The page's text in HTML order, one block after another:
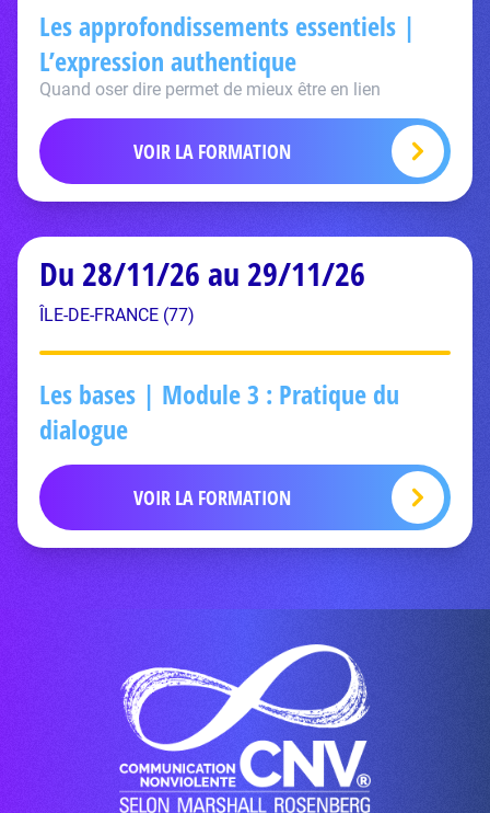
Les approfondissements essentiels |
L’expression authentique
Quand oser dire permet de mieux être en lien
VOIR LA FORMATION
Du 28/11/26 au 29/11/26
ÎLE-DE-FRANCE (77)
Les bases | Module 3 : Pratique du
dialogue
VOIR LA FORMATION